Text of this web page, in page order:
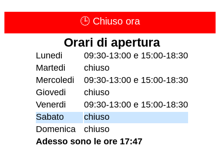
🕒 Chiuso ora
Orari di apertura
Lunedi
09:30-13:00 e 15:00-18:30
Martedi
chiuso
Mercoledi
09:30-13:00 e 15:00-18:30
Giovedi
chiuso
Venerdi
09:30-13:00 e 15:00-18:30
Sabato
chiuso
Domenica
chiuso
Adesso sono le ore 17:47